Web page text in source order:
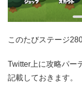
このたびステージ
Twitter上に攻略パー
記載しておきます。